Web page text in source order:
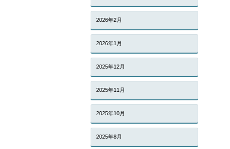
2026年2月
2026年1月
2025年12月
2025年11月
2025年10月
2025年8月